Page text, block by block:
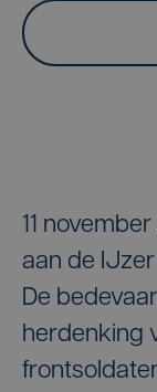
11
aan de
De
herdenking